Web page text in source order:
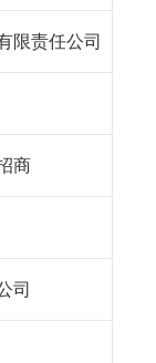
限责任公司
商
司